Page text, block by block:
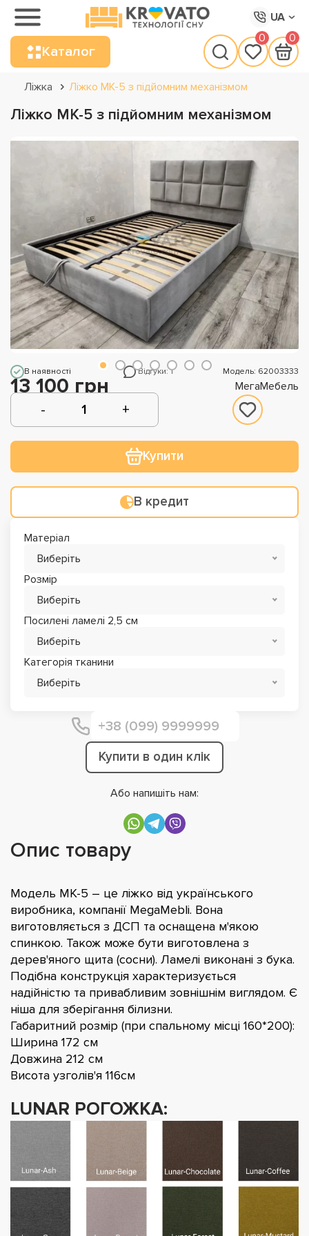
UA
Каталог
0 0
Ліжка Ліжко МК-5 з підйомним механізмом
Ліжко МК-5 з підйомним механізмом
В наявності Відгуки: 1 Модель: 62003333
13 100 грн МегаМебель
Купити
В кредит
Матеріал
Виберіть
Розмір
Виберіть
Посилені ламелі 2,5 см
Виберіть
Категорія тканини
Виберіть
Купити в один клік
Або напишіть нам:
Опис товару
Модель МК-5 – це ліжко від українського
виробника, компанії MegaMebli. Вона
виготовляється з ДСП та оснащена м'якою
спинкою. Також може бути виготовлена з
дерев'яного щита (сосни). Ламелі виконані з бука.
Подібна конструкція характеризується
надійністю та привабливим зовнішнім виглядом. Є
ніша для зберігання білизни.
Габаритний розмір (при спальному місці 160*200):
Ширина 172 см
Довжина 212 см
Висота узголів'я 116см
LUNAR РОГОЖКА: